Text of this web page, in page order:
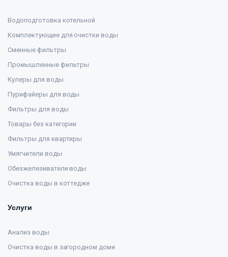
Водоподготовка котельной
Комплектующие для очистки воды
Сменные фильтры
Промышленные фильтры
Кулеры для воды
Пурифайеры для воды
Фильтры для воды
Товары без категории
Фильтры для квартиры
Умягчители воды
Обезжелезиватели воды
Очистка воды в коттедже
Услуги
Анализ воды
Очистка воды в загородном доме